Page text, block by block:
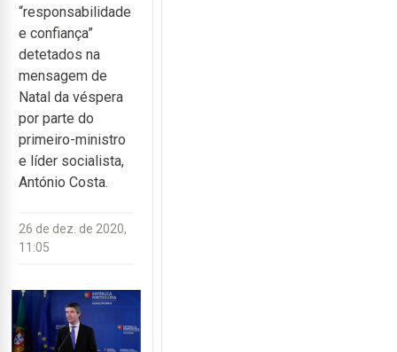
“responsabilidade
e confiança”
detetados na
mensagem de
Natal da véspera
por parte do
primeiro-ministro
e líder socialista,
António Costa.
26 de dez. de 2020,
11:05